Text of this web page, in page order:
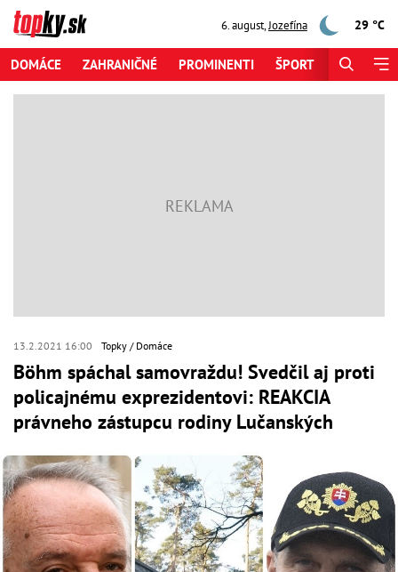
6. august,Jozefína 29 °C
DOMÁCE ZAHRANIČNÉ PROMINENTI ŠPORT
13.2.2021 16:00 Topky Domáce
Böhm spáchal samovraždu! Svedčil aj proti
policajnému exprezidentovi: REAKCIA
právneho zástupcu rodiny Lučanských